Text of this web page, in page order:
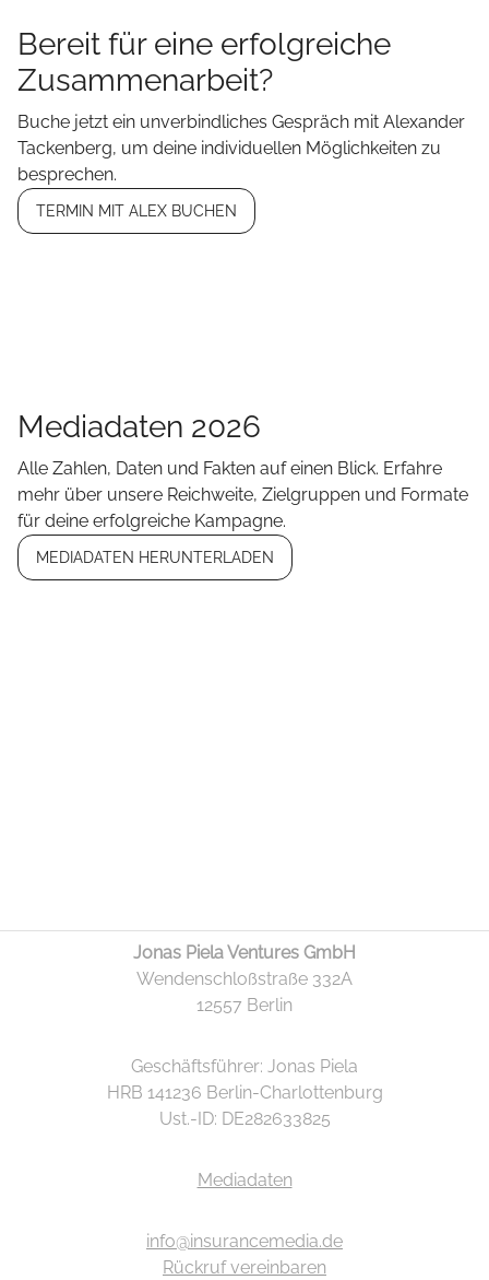
Bereit für eine erfolgreiche
Zusammenarbeit?
Buche jetzt ein unverbindliches Gespräch mit Alexander
Tackenberg, um deine individuellen Möglichkeiten zu
besprechen.
TERMIN MIT ALEX BUCHEN
Mediadaten 2026
Alle Zahlen, Daten und Fakten auf einen Blick. Erfahre
mehr über unsere Reichweite, Zielgruppen und Formate
für deine erfolgreiche Kampagne.
MEDIADATEN HERUNTERLADEN
Jonas Piela Ventures GmbH
Wendenschloßstraße 332A
12557 Berlin
Geschäftsführer: Jonas Piela
HRB 141236 Berlin-Charlottenburg
Ust.-ID: DE282633825
Mediadaten
info@insurancemedia.de
Rückruf vereinbaren